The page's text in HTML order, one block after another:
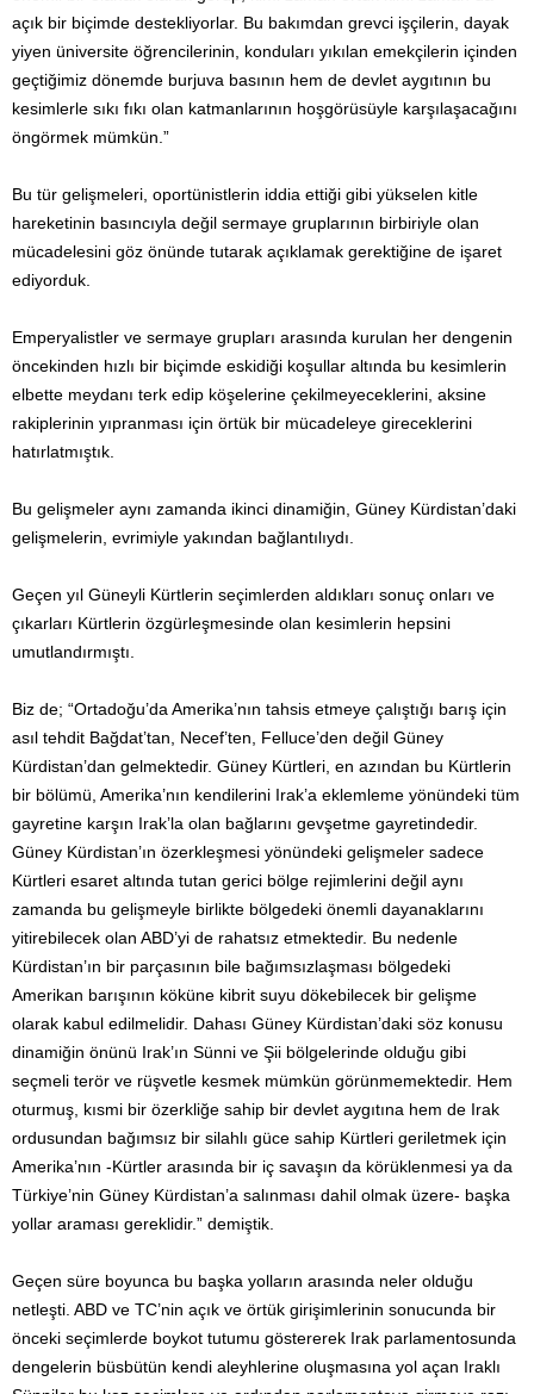
açık bir biçimde destekliyorlar. Bu bakımdan grevci işçilerin, dayak
yiyen üniversite öğrencilerinin, konduları yıkılan emekçilerin içinden
geçtiğimiz dönemde burjuva basının hem de devlet aygıtının bu
kesimlerle sıkı fıkı olan katmanlarının hoşgörüsüyle karşılaşacağını
öngörmek mümkün.”
Bu tür gelişmeleri, oportünistlerin iddia ettiği gibi yükselen kitle
hareketinin basıncıyla değil sermaye gruplarının birbiriyle olan
mücadelesini göz önünde tutarak açıklamak gerektiğine de işaret
ediyorduk.
Emperyalistler ve sermaye grupları arasında kurulan her dengenin
öncekinden hızlı bir biçimde eskidiği koşullar altında bu kesimlerin
elbette meydanı terk edip köşelerine çekilmeyeceklerini, aksine
rakiplerinin yıpranması için örtük bir mücadeleye gireceklerini
hatırlatmıştık.
Bu gelişmeler aynı zamanda ikinci dinamiğin, Güney Kürdistan’daki
gelişmelerin, evrimiyle yakından bağlantılıydı.
Geçen yıl Güneyli Kürtlerin seçimlerden aldıkları sonuç onları ve
çıkarları Kürtlerin özgürleşmesinde olan kesimlerin hepsini
umutlandırmıştı.
Biz de; “Ortadoğu’da Amerika’nın tahsis etmeye çalıştığı barış için
asıl tehdit Bağdat’tan, Necef’ten, Felluce’den değil Güney
Kürdistan’dan gelmektedir. Güney Kürtleri, en azından bu Kürtlerin
bir bölümü, Amerika’nın kendilerini Irak’a eklemleme yönündeki tüm
gayretine karşın Irak’la olan bağlarını gevşetme gayretindedir.
Güney Kürdistan’ın özerkleşmesi yönündeki gelişmeler sadece
Kürtleri esaret altında tutan gerici bölge rejimlerini değil aynı
zamanda bu gelişmeyle birlikte bölgedeki önemli dayanaklarını
yitirebilecek olan ABD’yi de rahatsız etmektedir. Bu nedenle
Kürdistan’ın bir parçasının bile bağımsızlaşması bölgedeki
Amerikan barışının köküne kibrit suyu dökebilecek bir gelişme
olarak kabul edilmelidir. Dahası Güney Kürdistan’daki söz konusu
dinamiğin önünü Irak’ın Sünni ve Şii bölgelerinde olduğu gibi
seçmeli terör ve rüşvetle kesmek mümkün görünme­mektedir. Hem
oturmuş, kısmi bir özerkliğe sahip bir devlet aygıtına hem de Irak
ordusundan bağımsız bir silahlı güce sahip Kürtleri geriletmek için
Amerika’nın -Kürtler arasında bir iç savaşın da körüklenmesi ya da
Türkiye’nin Güney Kürdistan’a salınması dahil olmak üzere- başka
yollar araması gereklidir.” demiştik.
Geçen süre boyunca bu başka yolların arasında neler olduğu
netleşti. ABD ve TC’nin açık ve örtük girişimlerinin sonucunda bir
önceki seçimlerde boykot tutumu göstererek Irak parlamentosunda
dengelerin büsbütün kendi aleyhlerine oluşmasına yol açan Iraklı